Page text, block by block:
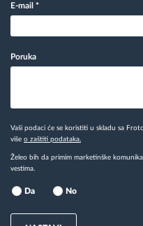
E-mail *
Poruka
Vaši podaci će se koristiti u skladu sa
više o zaštiti podataka.
Želeo bih da primim marketinške
vestima.
Da No